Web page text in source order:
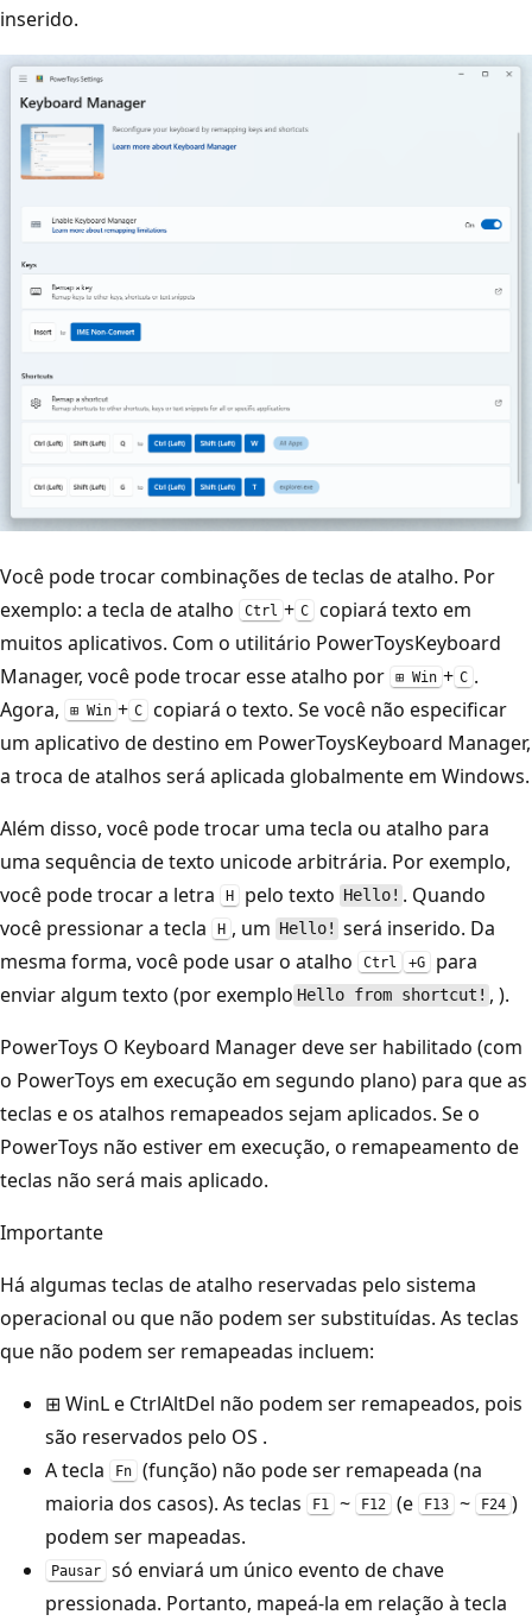
inserido.
Você pode trocar combinações de teclas de atalho. Por
exemplo: a tecla de atalho
Ctrl + C
copiará texto em
muitos aplicativos. Com o utilitário PowerToysKeyboard
Manager, você pode trocar esse atalho por
⊞ Win + C .
Agora,
⊞ Win + C
copiará o texto. Se você não especificar
um aplicativo de destino em PowerToysKeyboard Manager,
a troca de atalhos será aplicada globalmente em Windows.
Além disso, você pode trocar uma tecla ou atalho para
uma sequência de texto unicode arbitrária. Por exemplo,
você pode trocar a letra
H pelo texto Hello! . Quando
você pressionar a tecla
H , um Hello! será inserido. Da
mesma forma, você pode usar o atalho
Ctrl +G
para
enviar algum texto (por exemplo Hello from shortcut! , ).
PowerToys O Keyboard Manager deve ser habilitado (com
o PowerToys em execução em segundo plano) para que as
teclas e os atalhos remapeados sejam aplicados. Se o
PowerToys não estiver em execução, o remapeamento de
teclas não será mais aplicado.
Importante
Há algumas teclas de atalho reservadas pelo sistema
operacional ou que não podem ser substituídas. As teclas
que não podem ser remapeadas incluem:
⊞ WinLe CtrlAltDel não podem ser remapeados, pois
são reservados pelo OS .
A tecla
Fn
(função) não pode ser remapeada (na
maioria dos casos). As teclas
F1 ~ F12 (e F13 ~ F24 )
podem ser mapeadas.
Pausar
só enviará um único evento de chave
pressionada. Portanto, mapeá-la em relação à tecla